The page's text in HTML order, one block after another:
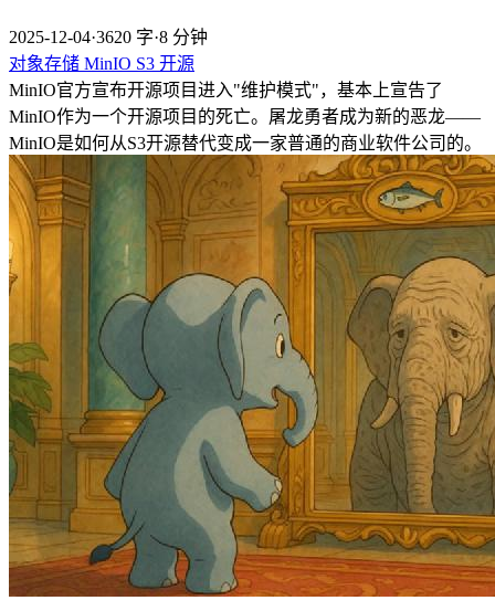
2025-12-04·3620 字·8 分钟
对象存储 MinIO S3 开源
MinIO官方宣布开源项目进入"维护模式"，基本上宣告了
MinIO作为一个开源项目的死亡。屠龙勇者成为新的恶龙——
MinIO是如何从S3开源替代变成一家普通的商业软件公司的。